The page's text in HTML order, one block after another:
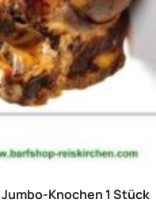
Knochen 1 Stück